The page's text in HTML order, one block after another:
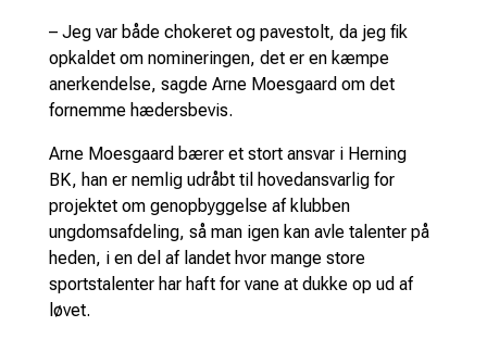
– Jeg var både chokeret og pavestolt, da jeg fik
opkaldet om nomineringen, det er en kæmpe
anerkendelse, sagde Arne Moesgaard om det
fornemme hædersbevis.
Arne Moesgaard bærer et stort ansvar i Herning
BK, han er nemlig udråbt til hovedansvarlig for
projektet om genopbyggelse af klubben
ungdomsafdeling, så man igen kan avle talenter på
heden, i en del af landet hvor mange store
sportstalenter har haft for vane at dukke op ud af
løvet.